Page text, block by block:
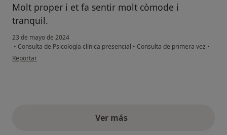
Molt proper i et fa sentir molt còmode i
tranquil.
23 de mayo de 2024
• Consulta de Psicología clínica presencial • Consulta de primera vez •
en opinión del usuario Gabi
Reportar
Ver másopiniones anteriores